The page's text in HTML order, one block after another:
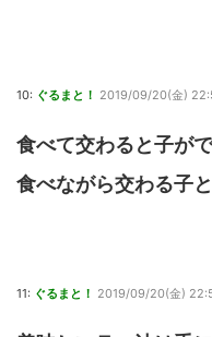
10: ぐるまと！ 2019/09/20(金)
食べて交わると子が
食べながら交わる子
11: ぐるまと！ 2019/09/20(金)